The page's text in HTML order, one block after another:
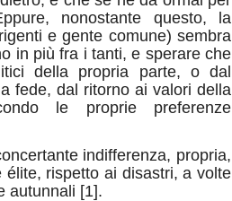
nonostante questo, la
e gente comune) sembra
in più fra i tanti, e sperare che
della propria parte, o dal
fede, dal ritorno ai valori della
le proprie preferenze
indifferenza, propria,
rispetto ai disastri, a volte
autunnali [1].